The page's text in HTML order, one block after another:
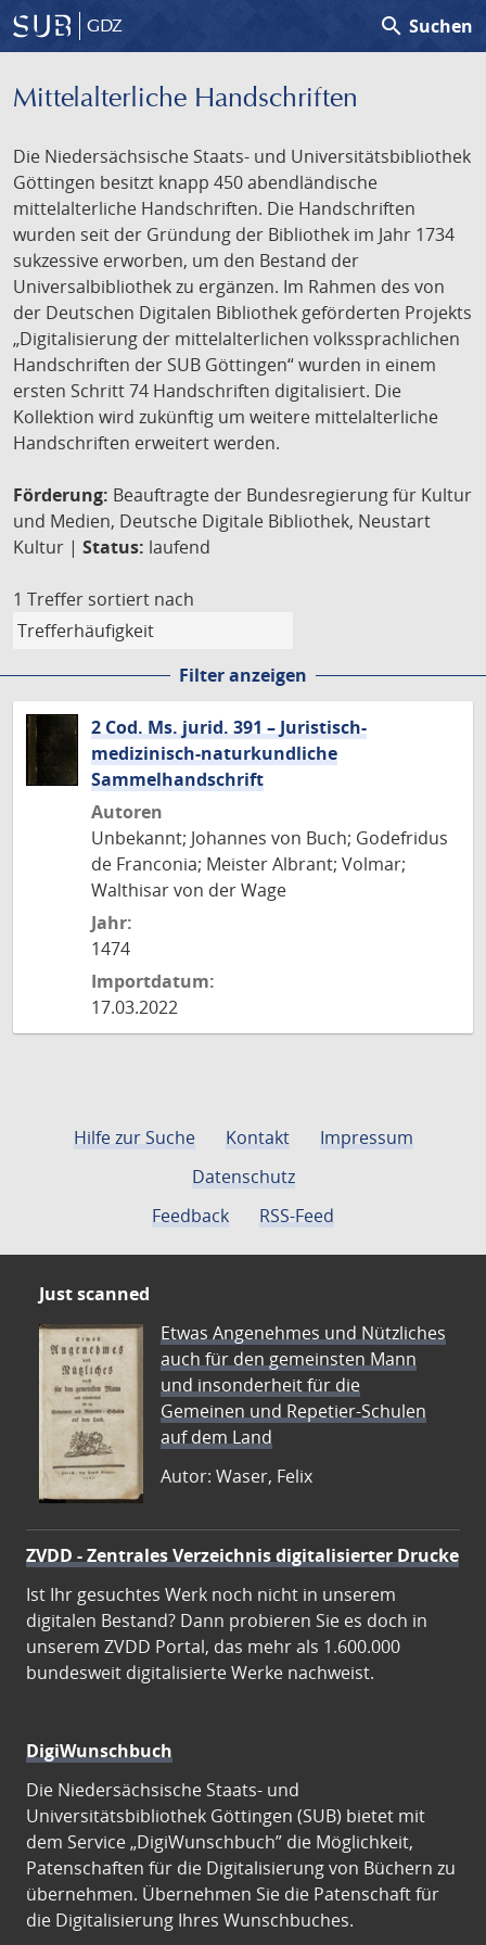
GDZ search Suchen
Mittelalterliche Handschriften
Die Niedersächsische Staats- und Universitätsbibliothek
Göttingen besitzt knapp 450 abendländische
mittelalterliche Handschriften. Die Handschriften
wurden seit der Gründung der Bibliothek im Jahr 1734
sukzessive erworben, um den Bestand der
Universalbibliothek zu ergänzen. Im Rahmen des von
der Deutschen Digitalen Bibliothek geförderten Projekts
„Digitalisierung der mittelalterlichen volkssprachlichen
Handschriften der SUB Göttingen“ wurden in einem
ersten Schritt 74 Handschriften digitalisiert. Die
Kollektion wird zukünftig um weitere mittelalterliche
Handschriften erweitert werden.
Förderung: Beauftragte der Bundesregierung für Kultur
und Medien, Deutsche Digitale Bibliothek, Neustart
Kultur | Status: laufend
1 Treffer sortiert nach
Filter anzeigen
2 Cod. Ms. jurid. 391 – Juristisch-
medizinisch-naturkundliche
Sammelhandschrift
Autoren
Unbekannt; Johannes von Buch; Godefridus
de Franconia; Meister Albrant; Volmar;
Walthisar von der Wage
Jahr:
1474
Importdatum:
17.03.2022
Hilfe zur Suche Kontakt
Impressum
Datenschutz
Feedback
RSS-Feed
Just scanned
Etwas Angenehmes und Nützliches
auch für den gemeinsten Mann
und insonderheit für die
Gemeinen und Repetier-Schulen
auf dem Land
Autor: Waser, Felix
ZVDD - Zentrales Verzeichnis digitalisierter Drucke
Ist Ihr gesuchtes Werk noch nicht in unserem
digitalen Bestand? Dann probieren Sie es doch in
unserem ZVDD Portal, das mehr als 1.600.000
bundesweit digitalisierte Werke nachweist.
DigiWunschbuch
Die Niedersächsische Staats- und
Universitätsbibliothek Göttingen (SUB) bietet mit
dem Service „DigiWunschbuch” die Möglichkeit,
Patenschaften für die Digitalisierung von Büchern zu
übernehmen. Übernehmen Sie die Patenschaft für
die Digitalisierung Ihres Wunschbuches.